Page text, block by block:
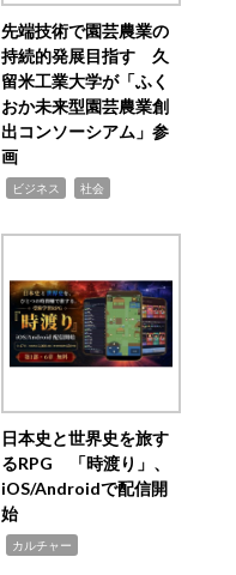
先端技術で園芸農業の
持続的発展目指す 久
留米工業大学が「ふく
おか未来型園芸農業創
出コンソーシアム」参
画
ビジネス 社会
日本史と世界史を旅す
るRPG 「時渡り」、
iOS/Androidで配信開
始
カルチャー